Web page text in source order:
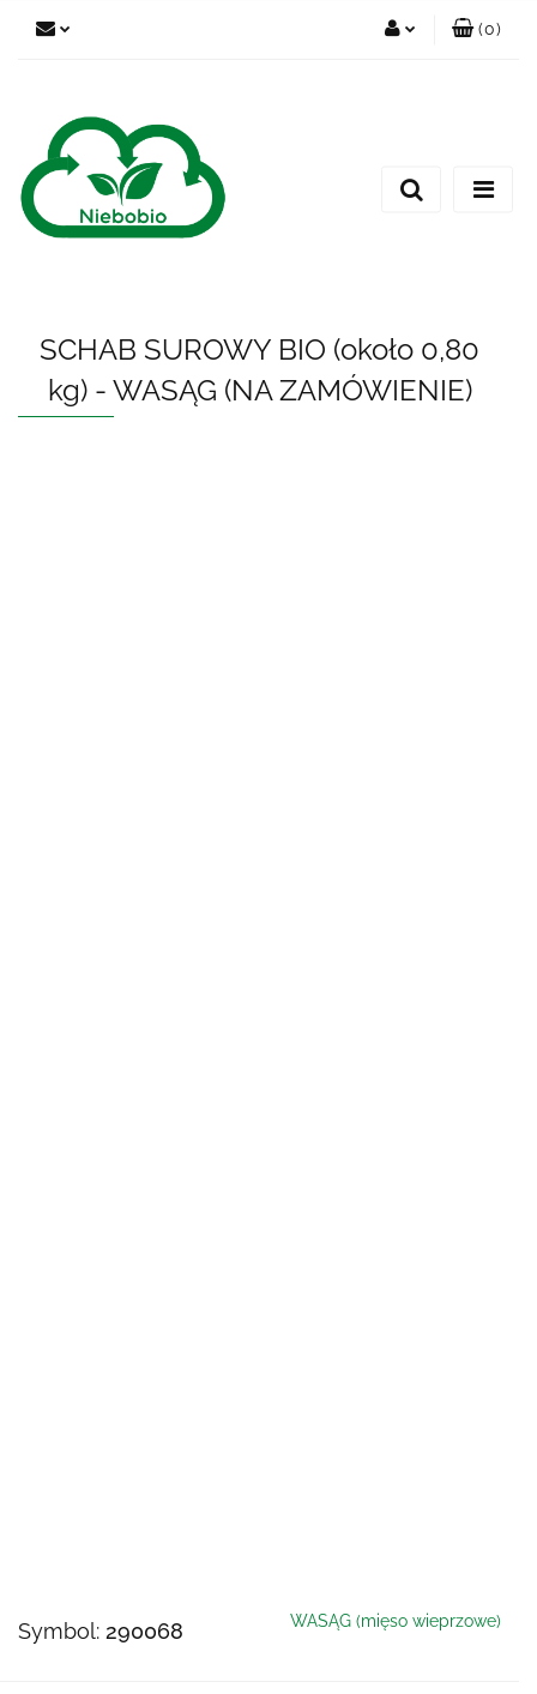
(0)
SCHAB SUROWY BIO (około 0,80
kg) - WASĄG (NA ZAMÓWIENIE)
Symbol: 290068 WASĄG (mięso wieprzowe)